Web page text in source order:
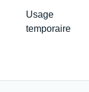
Usage
temporaire